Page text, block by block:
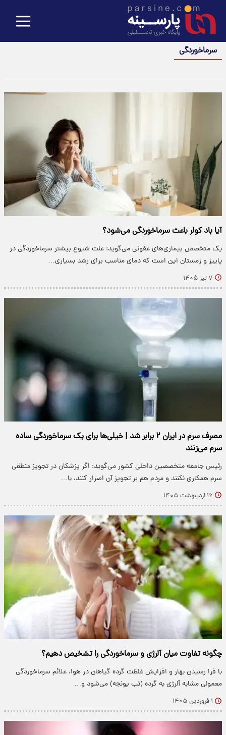
سرماخوردگی
آیا باد کولر باعث سرماخوردگی می‌شود؟
یک متخصص بیماری‌های عفونی می‌گوید: علت شیوع بیشتر سرماخوردگی در
پاییز و زمستان این است که دمای مناسب برای رشد بسیاری…
۷ تیر ۱۴۰۵
مصرف سرم در ایران ۲ برابر شد | خیلی‌ها برای یک سرماخوردگی ساده
سرم می‌زنند
رئیس جامعه متخصصین داخلی کشور می‌گوید: اگر پزشکان در تجویز منطقی
سرم همکاری نکنند و مردم هم بر تجویز آن اصرار کنند، با…
۱۶ اردیبهشت ۱۴۰۵
چگونه تفاوت میان آلرژی و سرماخوردگی را تشخیص دهیم؟
با فرا رسیدن بهار و افزایش غلظت گرده گیاهان در هوا، علائم سرماخوردگی
معمولی مشابه آلرژی به گرده (تب یونجه) می‌شود و…
۱ فروردین ۱۴۰۵